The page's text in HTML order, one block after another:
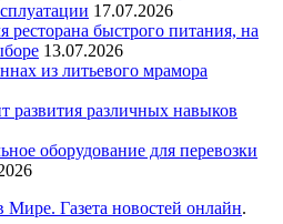
17.07.2026
ресторана быстрого питания, на
13.07.2026
из литьевого мрамора
развития различных навыков
оборудование для перевозки
Мире. Газета новостей онлайн.